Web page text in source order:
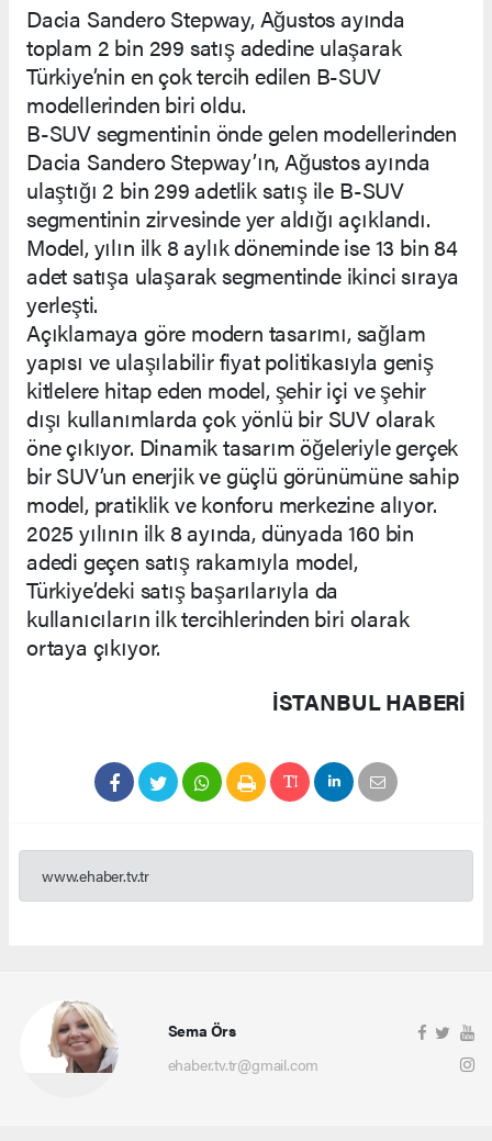
Dacia Sandero Stepway, Ağustos ayında
toplam 2 bin 299 satış adedine ulaşarak
Türkiye’nin en çok tercih edilen B-SUV
modellerinden biri oldu.
B-SUV segmentinin önde gelen modellerinden
Dacia Sandero Stepway’ın, Ağustos ayında
ulaştığı 2 bin 299 adetlik satış ile B-SUV
segmentinin zirvesinde yer aldığı açıklandı.
Model, yılın ilk 8 aylık döneminde ise 13 bin 84
adet satışa ulaşarak segmentinde ikinci sıraya
yerleşti.
Açıklamaya göre modern tasarımı, sağlam
yapısı ve ulaşılabilir fiyat politikasıyla geniş
kitlelere hitap eden model, şehir içi ve şehir
dışı kullanımlarda çok yönlü bir SUV olarak
öne çıkıyor. Dinamik tasarım öğeleriyle gerçek
bir SUV’un enerjik ve güçlü görünümüne sahip
model, pratiklik ve konforu merkezine alıyor.
2025 yılının ilk 8 ayında, dünyada 160 bin
adedi geçen satış rakamıyla model,
Türkiye’deki satış başarılarıyla da
kullanıcıların ilk tercihlerinden biri olarak
ortaya çıkıyor.
İSTANBUL HABERİ
www.ehaber.tv.tr
Sema Örs
ehaber.tv.tr@gmail.com